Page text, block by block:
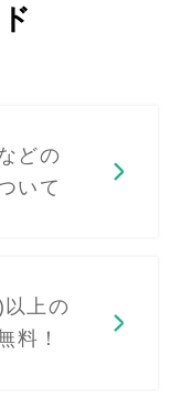
どの
いて
上の
料！